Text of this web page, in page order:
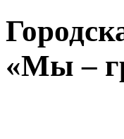
«Мы –